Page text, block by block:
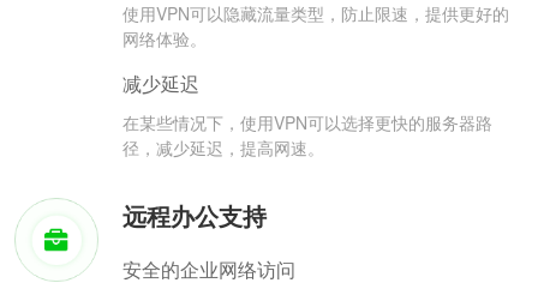
使用VPN可以隐藏流量类型，防止限速，提供更好的
网络体验。
减少延迟
在某些情况下，使用VPN可以选择更快的服务器路
径，减少延迟，提高网速。
远程办公支持
安全的企业网络访问